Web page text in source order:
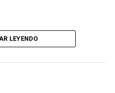
LEYENDO